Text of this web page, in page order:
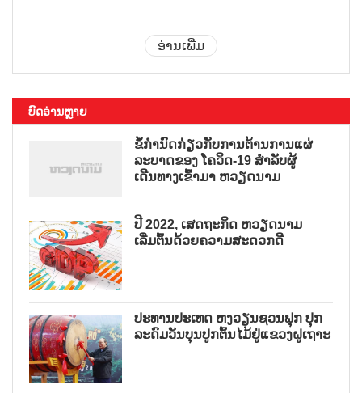
ອ່ານເພີ່ມ
ບົດອ່ານຫຼາຍ
ຂໍ້ກຳນົດກ່ຽວກັບການຕ້ານການແຜ່
ລະບາດຂອງ ໂຄວິດ-19 ສຳລັບຜູ້
ເດີນທາງເຂົ້າມາ ຫວຽດນາມ
ປີ 2022, ເສດຖະກິດ ຫວຽດນາມ
ເລີ່ມຕົ້ນດ້ວຍຄວາມສະດວກດີ
ປະທານປະເທດ ຫງວຽນຊວນຟຸກ ປຸກ
ລະດົມວັນບຸນປູກຕົ້ນໄມ້ຢູ່ແຂວງຝູເຖາະ